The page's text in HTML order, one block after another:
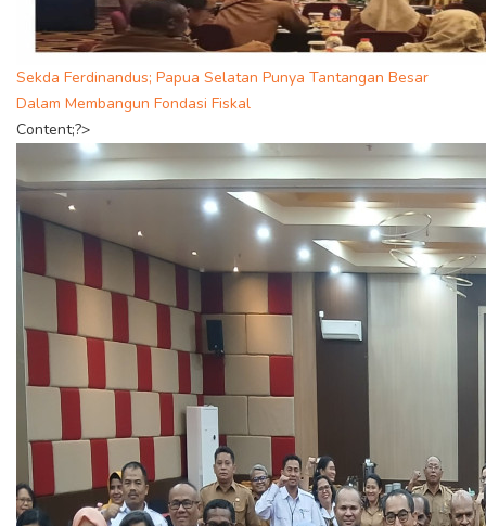
Sekda Ferdinandus; Papua Selatan Punya Tantangan Besar
Dalam Membangun Fondasi Fiskal
Content;?>